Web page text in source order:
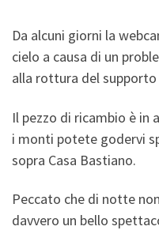
Da alcuni giorni la
cielo a causa di un
alla rottura del supporto
Il pezzo di ricambio è in
i monti potete godervi
sopra Casa Bastiano.
Peccato che di notte
davvero un bello